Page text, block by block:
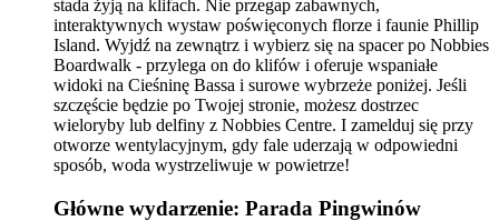
stada żyją na klifach. Nie przegap zabawnych,
interaktywnych wystaw poświęconych florze i faunie Phillip
Island. Wyjdź na zewnątrz i wybierz się na spacer po Nobbies
Boardwalk - przylega on do klifów i oferuje wspaniałe
widoki na Cieśninę Bassa i surowe wybrzeże poniżej. Jeśli
szczęście będzie po Twojej stronie, możesz dostrzec
wieloryby lub delfiny z Nobbies Centre. I zamelduj się przy
otworze wentylacyjnym, gdy fale uderzają w odpowiedni
sposób, woda wystrzeliwuje w powietrze!
Główne wydarzenie: Parada Pingwinów